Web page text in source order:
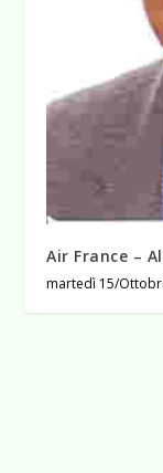
Air France –
martedì 15/